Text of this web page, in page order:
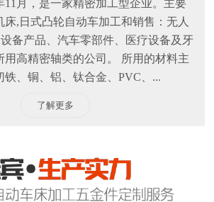
11月，是一家精密加工型企业。主要
床,日式凸轮自动车加工和销售：无人
备产品、汽车零部件、医疗设备及牙
用高精密轴类的公司。 所用的材料主
铁、铜、铝、钛合金、PVC、...
了解更多